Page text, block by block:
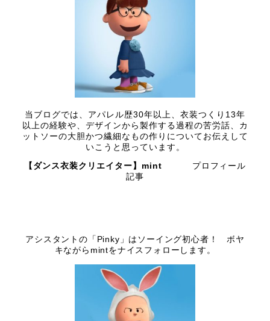
当ブログでは、アパレル歴30年以上、衣装つくり13年
以上の経験や、デザインから製作する過程の苦労話、カ
ットソーの大胆かつ繊細なもの作りについてお伝えして
いこうと思っています。
【ダンス衣装クリエイター】mint プロフィール
記事
アシスタントの「Pinky」はソーイング初心者！ ボヤ
キながらmintをナイスフォローします。